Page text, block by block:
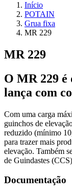
Início
POTAIN
Grua fixa
MR 229
MR 229
O MR 229 é
lança com
Com uma carga
guinchos de
reduzido (mínimo
para trazer mais
elevação. Também
de Guindastes
Documentação